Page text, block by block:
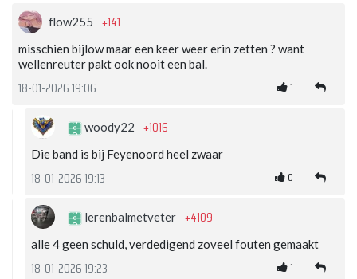
flow255 +141
misschien bijlow maar een keer weer erin zetten ? want
wellenreuter pakt ook nooit een bal.
18-01-2026 19:06 1
woody22 +1016
Die band is bij Feyenoord heel zwaar
18-01-2026 19:13 0
lerenbalmetveter +4109
alle 4 geen schuld, verdedigend zoveel fouten gemaakt
18-01-2026 19:23 1